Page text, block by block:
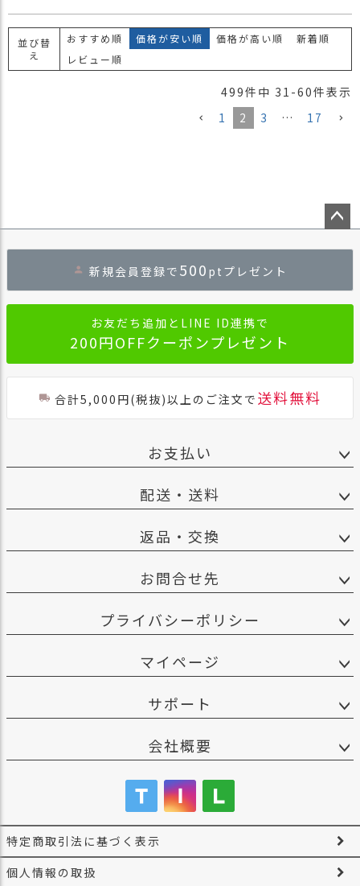
並び替
え
おすすめ順 価格が安い順 価格が高い順
新着順
レビュー順
499件中 31 -60件表示
1
2 3 … 17
ジト
へ
新規会員登録で 500 ptプレゼント
お友だち追加とLINE ID連携で
200円OFFクーポンプレゼント
合計5,000円(税抜)以上のご注文で 送料無料
お支払い
配送・送料
返品・交換
お問合せ先
プライバシーポリシー
マイページ
サポート
会社概要
特定商取引法に基づく表示
個人情報の取扱